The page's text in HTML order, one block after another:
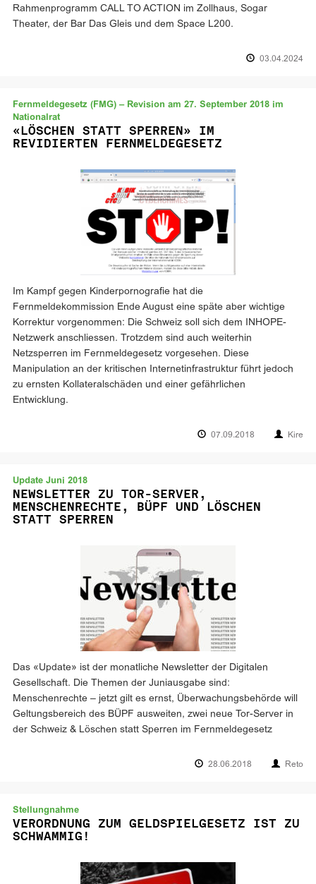
Rahmenprogramm CALL TO ACTION im Zollhaus, Sogar
Theater, der Bar Das Gleis und dem Space L200.
03.04.2024
Fernmeldegesetz (FMG) – Revision am 27. September 2018 im
Nationalrat
«LÖSCHEN STATT SPERREN» IM
REVIDIERTEN FERNMELDEGESETZ
Im Kampf gegen Kinderpornografie hat die
Fernmeldekommission Ende August eine späte aber wichtige
Korrektur vorgenommen: Die Schweiz soll sich dem INHOPE-
Netzwerk anschliessen. Trotzdem sind auch weiterhin
Netzsperren im Fernmeldegesetz vorgesehen. Diese
Manipulation an der kritischen Internetinfrastruktur führt jedoch
zu ernsten Kollateralschäden und einer gefährlichen
Entwicklung.
07.09.2018 Kire
Update Juni 2018
NEWSLETTER ZU TOR-SERVER,
MENSCHENRECHTE, BÜPF UND LÖSCHEN
STATT SPERREN
Das «Update» ist der monatliche Newsletter der Digitalen
Gesellschaft. Die Themen der Juniausgabe sind:
Menschenrechte – jetzt gilt es ernst, Überwachungsbehörde will
Geltungsbereich des BÜPF ausweiten, zwei neue Tor-Server in
der Schweiz & Löschen statt Sperren im Fernmeldegesetz
28.06.2018 Reto
Stellungnahme
VERORDNUNG ZUM GELDSPIELGESETZ IST ZU
SCHWAMMIG!